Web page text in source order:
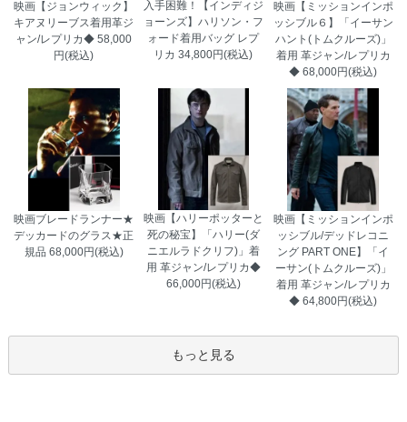
岐阜県 Y・T様 「奮発しただけのことは
映画【ジョンウィック】
キアヌリーブス着用革ジ
ャン/レプリカ◆ 58,000
円(税込)
入手困難！【インディジ
ョーンズ】ハリソン・フ
ォード着用バッグ レプ
リカ 34,800円(税込)
映画【ミッションインポ
ッシブル６】「イーサン
ハント(トムクルーズ)」
着用 革ジャン/レプリカ
◆ 68,000円(税込)
映画ブレードランナー★
デッカードのグラス★正
規品 68,000円(税込)
映画【ハリーポッターと
死の秘宝】「ハリー(ダ
ニエルラドクリフ)」着
用 革ジャン/レプリカ◆
66,000円(税込)
映画【ミッションインポ
ッシブル/デッドレコニ
ング PART ONE】「イ
ーサン(トムクルーズ)」
着用 革ジャン/レプリカ
◆ 64,800円(税込)
もっと見る